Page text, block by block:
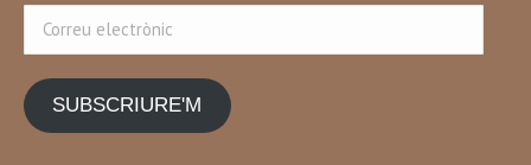
electrònic
SUBSCRIURE'M